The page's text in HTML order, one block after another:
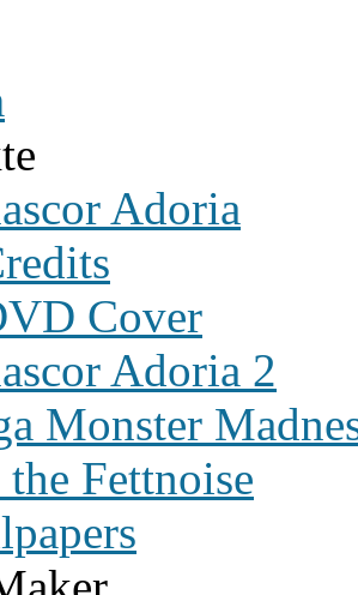
Adoria
Cover
Adoria 2
Monster
Fettnoise